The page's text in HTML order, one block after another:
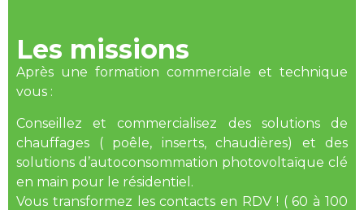
Les missions
Après une formation commerciale et technique
vous :
Conseillez et commercialisez des solutions de
chauffages ( poêle, inserts, chaudières) et des
solutions d’autoconsommation photovoltaïque clé
en main pour le résidentiel.
Vous transformez les contacts en RDV ! ( 60 à 100